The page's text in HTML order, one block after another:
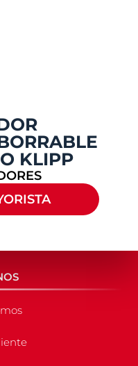
KLIPP